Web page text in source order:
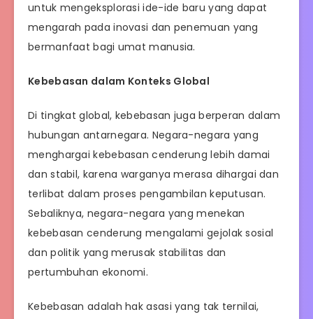
untuk mengeksplorasi ide-ide baru yang dapat
mengarah pada inovasi dan penemuan yang
bermanfaat bagi umat manusia.
Kebebasan dalam Konteks Global
Di tingkat global, kebebasan juga berperan dalam
hubungan antarnegara. Negara-negara yang
menghargai kebebasan cenderung lebih damai
dan stabil, karena warganya merasa dihargai dan
terlibat dalam proses pengambilan keputusan.
Sebaliknya, negara-negara yang menekan
kebebasan cenderung mengalami gejolak sosial
dan politik yang merusak stabilitas dan
pertumbuhan ekonomi.
Kebebasan adalah hak asasi yang tak ternilai,